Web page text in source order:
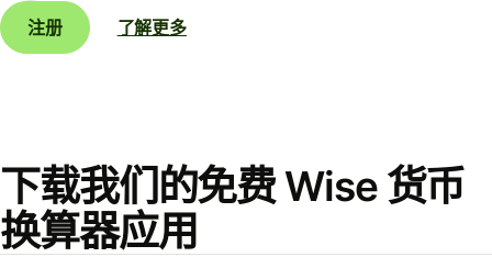
注册
了解更多
下载我们的免费 Wise 货币
换算器应用